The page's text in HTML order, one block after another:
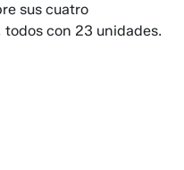
sus cuatro
con 23 unidades.